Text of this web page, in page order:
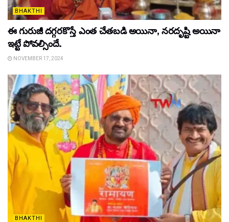
BHAKTHI
ఈ గురుజీ ద‌గ్గ‌రకొస్తే ఎంత చేత‌బ‌డి అయినా, న‌ర‌దృష్టి అయినా
ఇట్టే పోవ‌ల్సిందే.
NOVEMBER 17, 2024
BHAKTHI